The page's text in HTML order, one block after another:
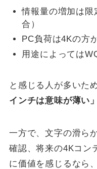
情報量の増加は
合）
PC負荷は4Kの方
用途によっては
と感じる人が多いため
インチは意味が薄い
一方で、文字の滑ら
確認、将来の4Kコン
に価値を感じるなら、